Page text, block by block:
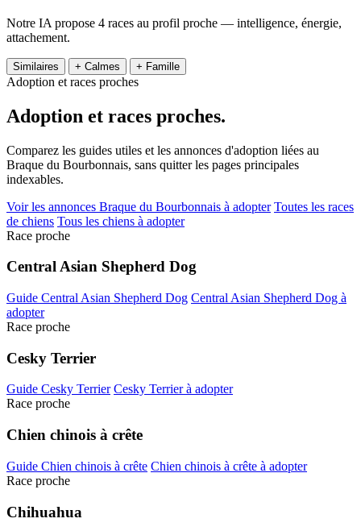
Notre IA propose 4 races au profil proche — intelligence, énergie,
attachement.
Similaires + Calmes + Famille
Adoption et races proches
Adoption et races proches.
Comparez les guides utiles et les annonces d'adoption liées au
Braque du Bourbonnais, sans quitter les pages principales
indexables.
Voir les annonces Braque du Bourbonnais à adopter Toutes les races
de chiens Tous les chiens à adopter
Race proche
Central Asian Shepherd Dog
Guide Central Asian Shepherd Dog Central Asian Shepherd Dog à
adopter
Race proche
Cesky Terrier
Guide Cesky Terrier Cesky Terrier à adopter
Race proche
Chien chinois à crête
Guide Chien chinois à crête Chien chinois à crête à adopter
Race proche
Chihuahua